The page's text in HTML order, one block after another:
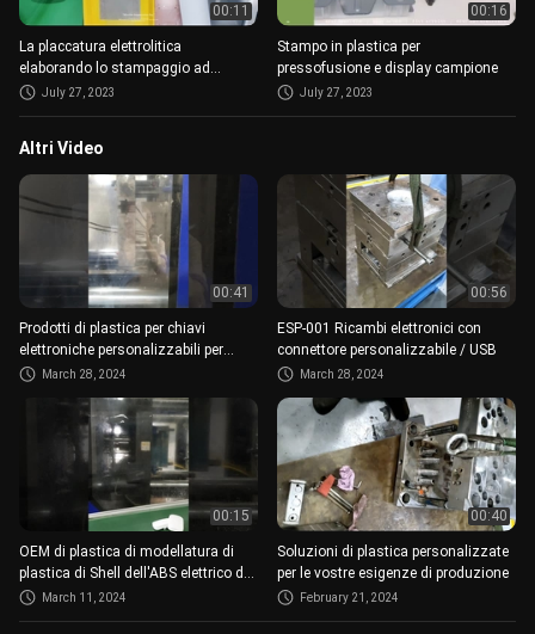
00:11
La placcatura elettrolitica
elaborando lo stampaggio ad
iniezione di plastica su ordinazione
July 27, 2023
00:16
Stampo in plastica per
pressofusione e display campione
July 27, 2023
Altri Video
00:41
Prodotti di plastica per chiavi
elettroniche personalizzabili per
varie applicazioni
March 28, 2024
00:56
ESP-001 Ricambi elettronici con
connettore personalizzabile / USB
March 28, 2024
00:15
OEM di plastica di modellatura di
plastica di Shell dell'ABS elettrico di
norma del DME
March 11, 2024
00:40
Soluzioni di plastica personalizzate
per le vostre esigenze di produzione
February 21, 2024